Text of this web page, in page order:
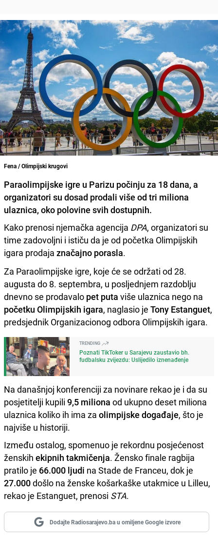
Fena / Olimpijski krugovi
Paraolimpijske igre u Parizu počinju za 18 dana, a
organizatori su dosad prodali više od tri miliona
ulaznica, oko polovine svih dostupnih.
Kako prenosi njemačka agencija DPA, organizatori su
time zadovoljni i ističu da je od početka Olimpijskih
igara prodaja značajno porasla.
Za Paraolimpijske igre, koje će se održati od 28.
augusta do 8. septembra, u posljednjem razdoblju
dnevno se prodavalo pet puta više ulaznica nego na
početku Olimpijskih igara, naglasio je Tony Estanguet,
predsjednik Organizacionog odbora Olimpijskih igara.
TRENDING
Poznati TikToker u Sarajevu zaustavio bh.
fudbalsku zvijezdu: Uslijedilo iznenađenje
Na današnjoj konferenciji za novinare rekao je i da su
posjetitelji kupili 9,5 miliona od ukupno deset miliona
ulaznica koliko ih ima za olimpijske događaje, što je
najviše u historiji.
Između ostalog, spomenuo je rekordnu posjećenost
ženskih ekipnih takmičenja. Žensko finale ragbija
pratilo je 66.000 ljudi na Stade de Franceu, dok je
27.000došlo na ženske košarkaške utakmice u Lilleu,
rekao je Estanguet, prenosi STA.
Dodajte Radiosarajevo.ba u omiljene Google izvore